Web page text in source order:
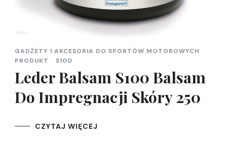
GADŻETY I AKCESORIA DO SPORTÓW MOTOROWYCH
PRODUKT
S100
Leder Balsam S100 Balsam
Do Impregnacji Skóry 250
CZYTAJ WIĘCEJ